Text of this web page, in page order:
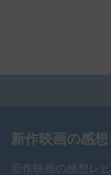
新作映画の感
新作映画の感想レ